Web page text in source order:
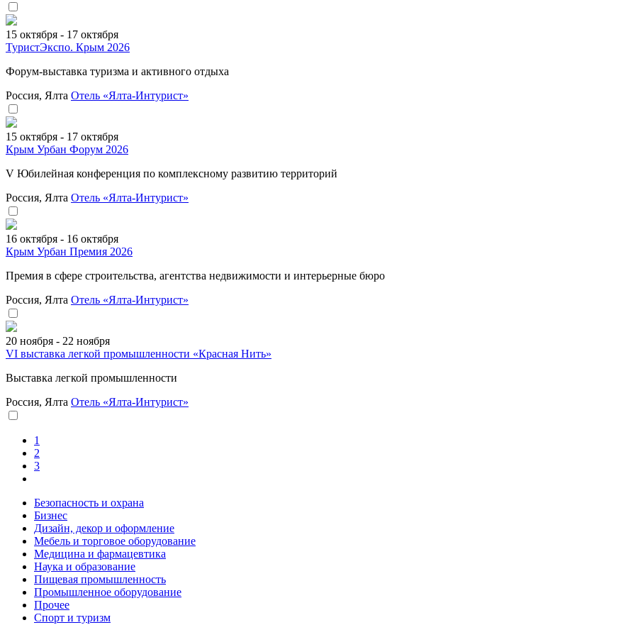
15 октября - 17 октября
ТуристЭкспо. Крым 2026
Форум-выставка туризма и активного отдыха
Россия, Ялта Отель «Ялта-Интурист»
15 октября - 17 октября
Крым Урбан Форум 2026
V Юбилейная конференция по комплексному развитию территорий
Россия, Ялта Отель «Ялта-Интурист»
16 октября - 16 октября
Крым Урбан Премия 2026
Премия в сфере строительства, агентства недвижимости и интерьерные бюро
Россия, Ялта Отель «Ялта-Интурист»
20 ноября - 22 ноября
VI выставка легкой промышленности «Красная Нить»
Выставка легкой промышленности
Россия, Ялта Отель «Ялта-Интурист»
1
2
3
Безопасность и охрана
Бизнес
Дизайн, декор и оформление
Мебель и торговое оборудование
Медицина и фармацевтика
Наука и образование
Пищевая промышленность
Промышленное оборудование
Прочее
Спорт и туризм